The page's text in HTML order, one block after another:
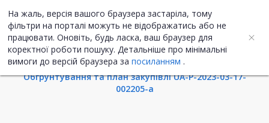
На жаль, версія вашого браузера застаріла, тому
фільтри на порталі можуть не відображатись або не
працювати. Оновіть, будь ласка, ваш браузер для
коректної роботи пошуку. Детальніше про мінімальні
вимоги до версій браузера за посиланням .
UA ENG
Інформація про закупівлю
Обгрунтування та план закупівлі UA-P-2023-03-17-
002205-a